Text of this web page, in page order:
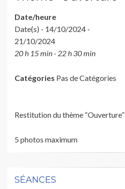
Date/heure
Date(s) - 14/10/2024 -
21/10/2024
20 h 15 min - 22 h 30 min
Catégories Pas de Catégories
Restitution du thème “Ouverture”
5 photos maximum
SÉANCES